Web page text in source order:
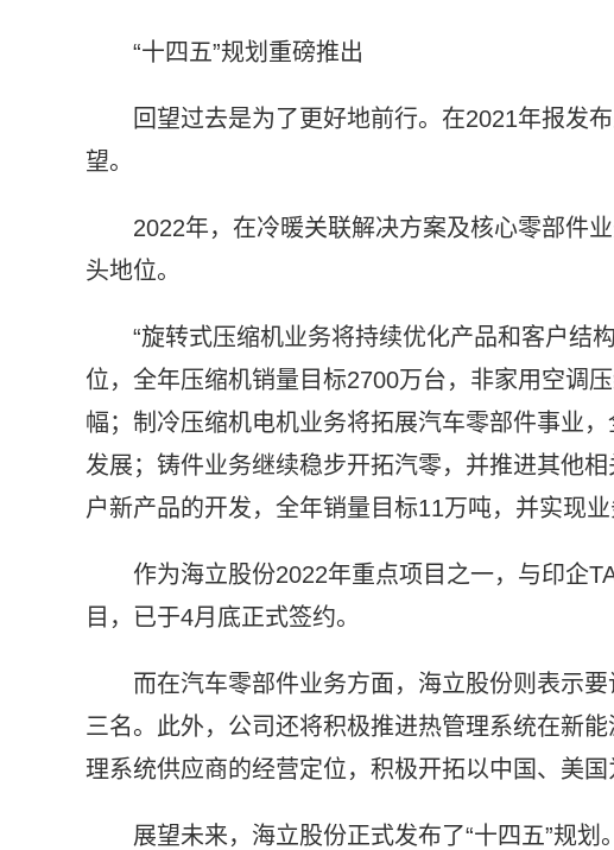
“十四五”规划重磅推出
回望过去是为了更好地前行。在2021年报发
望。
2022年，在冷暖关联解决方案及核心零部件
头地位。
“旋转式压缩机业务将持续优化产品和客户结
位，全年压缩机销量目标2700万台，非家用空调
幅；制冷压缩机电机业务将拓展汽车零部件事业
发展；铸件业务继续稳步开拓汽零，并推进其他
户新产品的开发，全年销量目标11万吨，并实现业
作为海立股份2022年重点项目之一，与印企
目，已于4月底正式签约。
而在汽车零部件业务方面，海立股份则表示
三名。此外，公司还将积极推进热管理系统在新
理系统供应商的经营定位，积极开拓以中国、美国
展望未来，海立股份正式发布了“十四五”规